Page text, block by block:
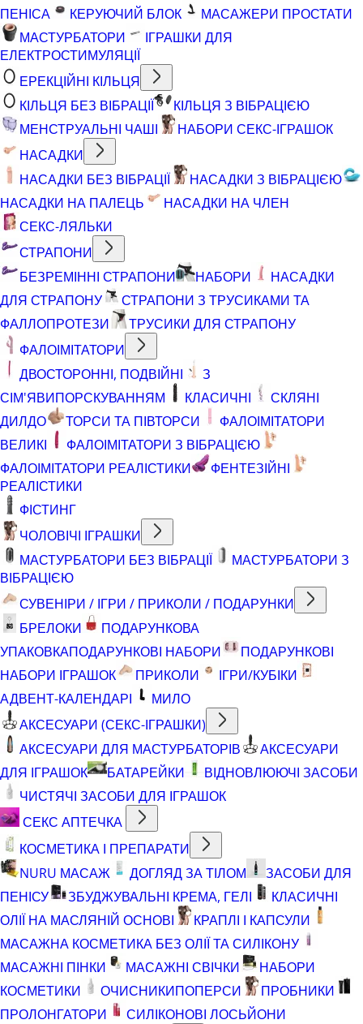
ПЕНІСА
КЕРУЮЧИЙ БЛОК
МАСАЖЕРИ ПРОСТАТИ
МАСТУРБАТОРИ
ІГРАШКИ ДЛЯ
ЕЛЕКТРОСТИМУЛЯЦІЇ
ЕРЕКЦІЙНІ КІЛЬЦЯ
КІЛЬЦЯ БЕЗ ВІБРАЦІЇ
КІЛЬЦЯ З ВІБРАЦІЄЮ
МЕНСТРУАЛЬНІ ЧАШІ
НАБОРИ СЕКС-ІГРАШОК
НАСАДКИ
НАСАДКИ БЕЗ ВІБРАЦІЇ
НАСАДКИ З ВІБРАЦІЄЮ
НАСАДКИ НА ПАЛЕЦЬ
НАСАДКИ НА ЧЛЕН
СЕКС-ЛЯЛЬКИ
СТРАПОНИ
БЕЗРЕМІННІ СТРАПОНИ
НАБОРИ
НАСАДКИ
ДЛЯ СТРАПОНУ
СТРАПОНИ З ТРУСИКАМИ ТА
ФАЛЛОПРОТЕЗИ
ТРУСИКИ ДЛЯ СТРАПОНУ
ФАЛОІМІТАТОРИ
ДВОСТОРОННІ, ПОДВІЙНІ
З
СІМ'ЯВИПОРСКУВАННЯМ
КЛАСИЧНІ
СКЛЯНІ
ДИЛДО
ТОРСИ ТА ПІВТОРСИ
ФАЛОІМІТАТОРИ
ВЕЛИКІ
ФАЛОІМІТАТОРИ З ВІБРАЦІЄЮ
ФАЛОІМІТАТОРИ РЕАЛІСТИКИ
ФЕНТЕЗІЙНІ
РЕАЛІСТИКИ
ФІСТИНГ
ЧОЛОВІЧІ ІГРАШКИ
МАСТУРБАТОРИ БЕЗ ВІБРАЦІЇ
МАСТУРБАТОРИ З
ВІБРАЦІЄЮ
СУВЕНІРИ / ІГРИ / ПРИКОЛИ / ПОДАРУНКИ
БРЕЛОКИ
ПОДАРУНКОВА
УПАКОВКАПОДАРУНКОВІ НАБОРИ
ПОДАРУНКОВІ
НАБОРИ ІГРАШОК
ПРИКОЛИ
ІГРИ/КУБІКИ
АДВЕНТ-КАЛЕНДАРІ
МИЛО
АКСЕСУАРИ (СЕКС-ІГРАШКИ)
АКСЕСУАРИ ДЛЯ МАСТУРБАТОРІВ
АКСЕСУАРИ
ДЛЯ ІГРАШОК
БАТАРЕЙКИ
ВІДНОВЛЮЮЧІ ЗАСОБИ
ЧИСТЯЧІ ЗАСОБИ ДЛЯ ІГРАШОК
СЕКС АПТЕЧКА
КОСМЕТИКА І ПРЕПАРАТИ
NURU МАСАЖ
ДОГЛЯД ЗА ТІЛОМ
ЗАСОБИ ДЛЯ
ПЕНІСУ
ЗБУДЖУВАЛЬНІ КРЕМА, ГЕЛІ
КЛАСИЧНІ
ОЛІЇ НА МАСЛЯНІЙ ОСНОВІ
КРАПЛІ І КАПСУЛИ
МАСАЖНА КОСМЕТИКА БЕЗ ОЛІЇ ТА СИЛІКОНУ
МАСАЖНІ ПІНКИ
МАСАЖНІ СВІЧКИ
НАБОРИ
КОСМЕТИКИ
ОЧИСНИКИПОПЕРСИ
ПРОБНИКИ
ПРОЛОНГАТОРИ
СИЛІКОНОВІ ЛОСЬЙОНИ